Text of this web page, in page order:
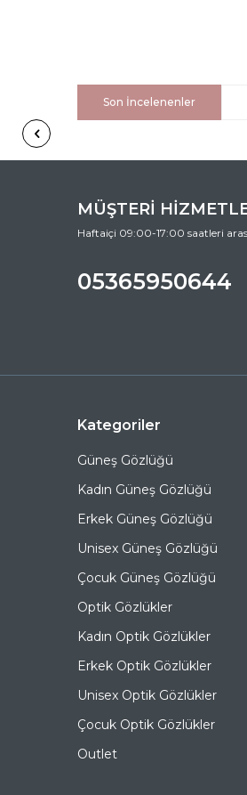
Son İncelenenler
MÜŞTERİ
Haftaiçi 09:00-17:00 saatleri
05365950644
Kategoriler
Güneş Gözlüğü
Kadın Güneş Gözlüğü
Erkek Güneş Gözlüğü
Unisex Güneş Gözlüğü
Çocuk Güneş Gözlüğü
Optik Gözlükler
Kadın Optik Gözlükler
Erkek Optik Gözlükler
Unisex Optik Gözlükler
Çocuk Optik Gözlükler
Outlet